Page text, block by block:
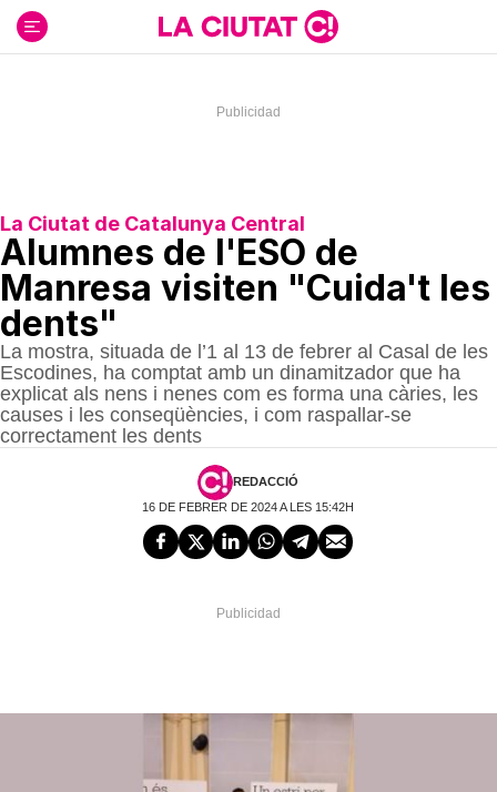
contenido
La Ciutat de Catalunya Central
Alumnes de l'ESO de
Manresa visiten "Cuida't les
dents"
La mostra, situada de l’1 al 13 de febrer al Casal de les
Escodines, ha comptat amb un dinamitzador que ha
explicat als nens i nenes com es forma una càries, les
causes i les conseqüències, i com raspallar-se
correctament les dents
REDACCIÓ
16 DE FEBRER DE 2024 A LES 15:42H